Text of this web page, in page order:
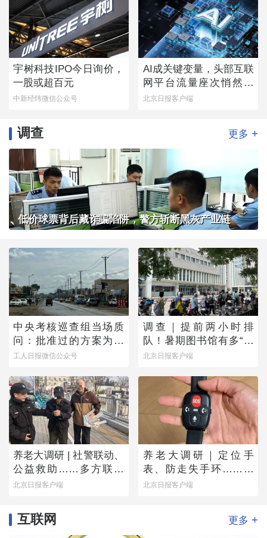
宇树科技IPO今日询价，
一股或超百元
中新经纬微信公众号
AI成关键变量，头部互联
网平台流量座次悄然生
变
北京日报客户端
调查 更多 +
低价球票背后藏诈骗陷阱，警方斩断黑灰产业链
中央考核巡查组当场质
问：批准过的方案为何
不执行？
工人日报微信公众号
调查｜提前两小时排
队！暑期图书馆有多“一
座难求”？
北京日报客户端
养老大调研 | 社警联动、
公益救助……多方联手
撑起防走失网络
北京日报客户端
养老大调研｜定位手
表、防走失手环……老
人为何不愿用？
北京日报客户端
互联网 更多 +